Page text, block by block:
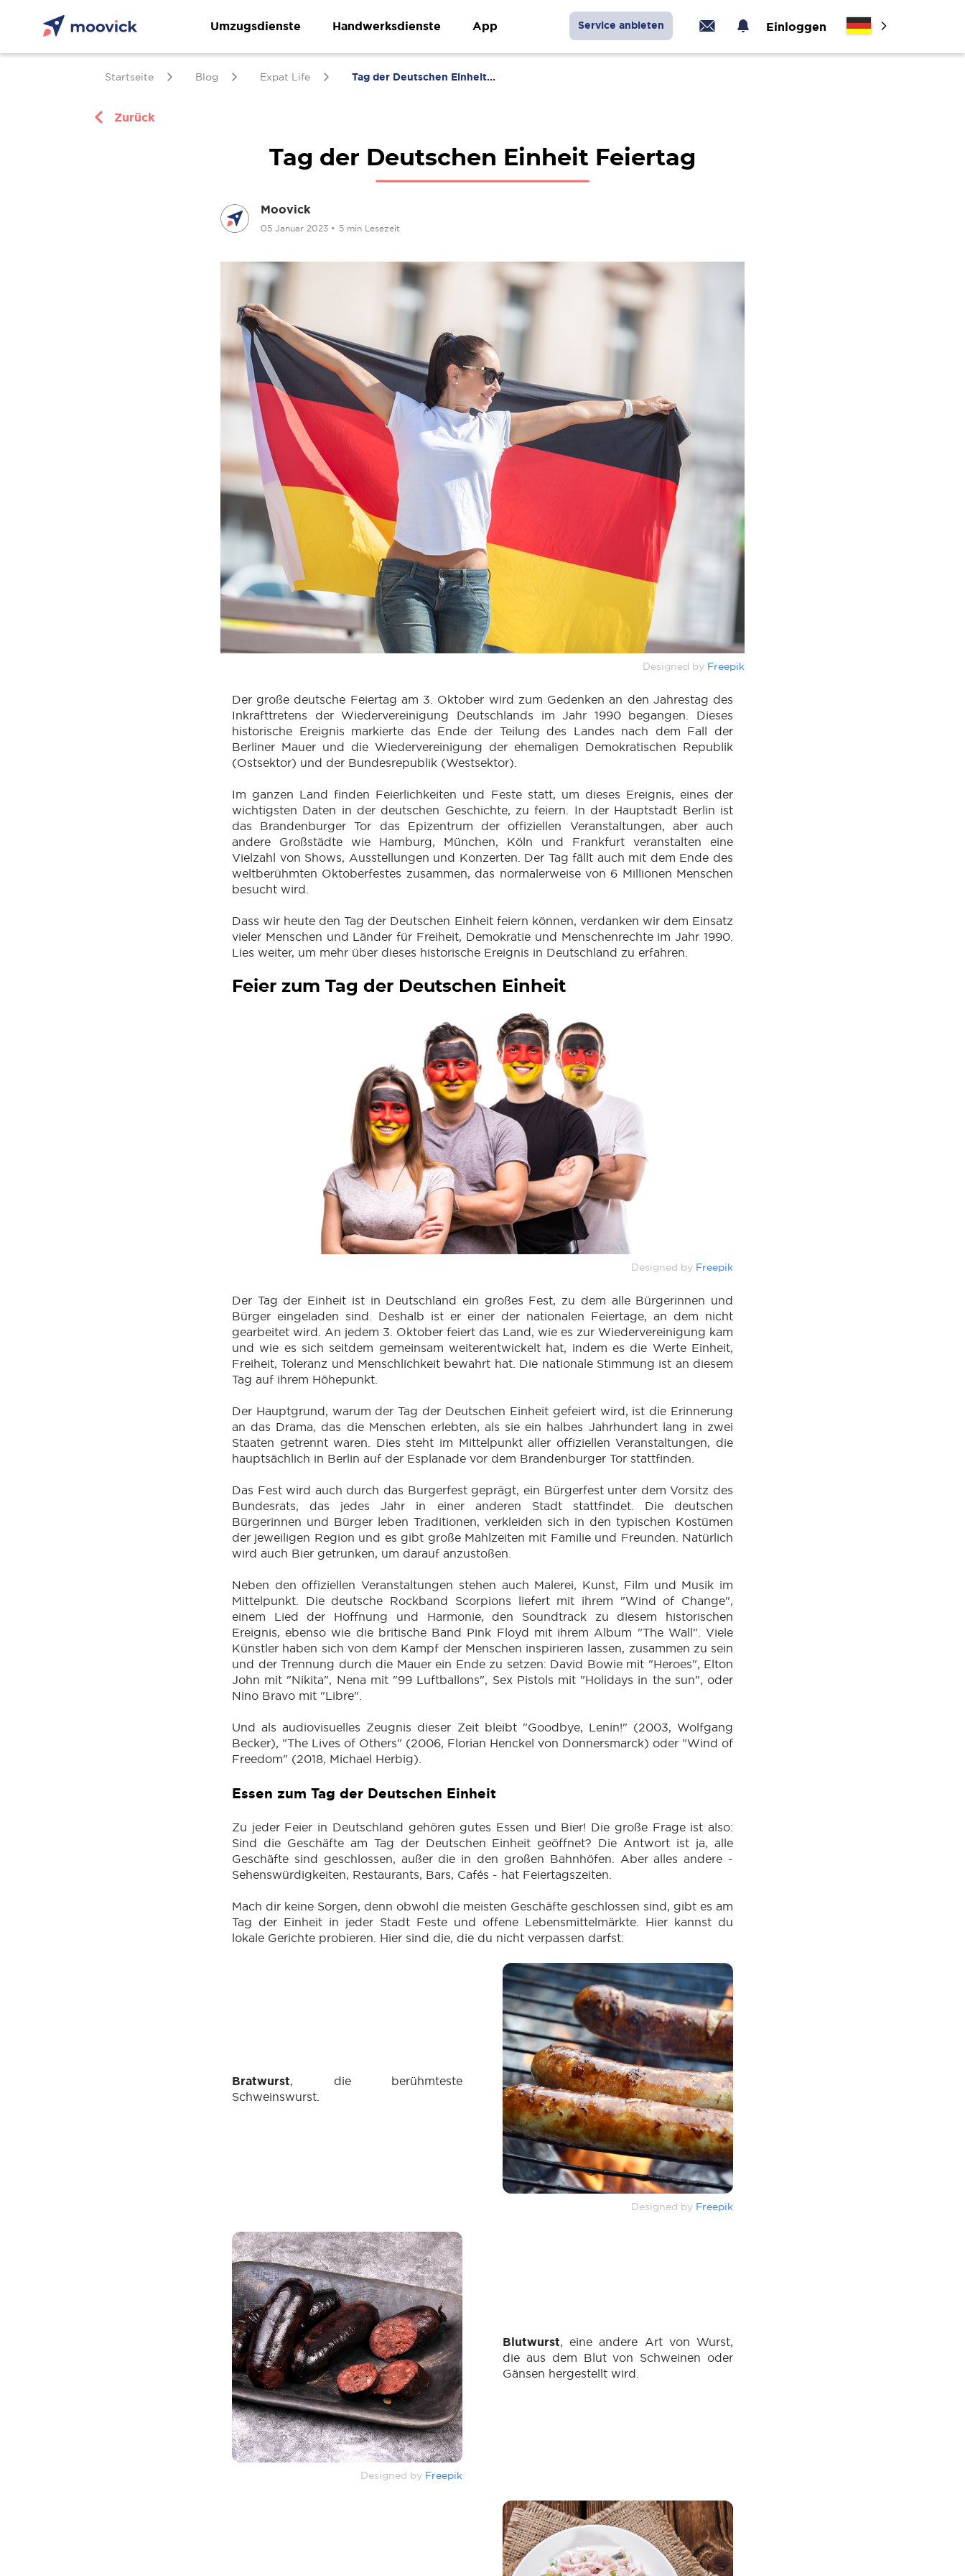
Umzugsdienste Handwerksdienste App Service anbieten Einloggen
Startseite Blog Expat Life Tag der Deutschen Einheit...
Zurück
Tag der Deutschen Einheit Feiertag
Moovick
05 Januar 2023 • 5 min Lesezeit
Designed by Freepik
Der große deutsche Feiertag am 3. Oktober wird zum Gedenken an den Jahrestag des
Inkrafttretens der Wiedervereinigung Deutschlands im Jahr 1990 begangen. Dieses
historische Ereignis markierte das Ende der Teilung des Landes nach dem Fall der
Berliner Mauer und die Wiedervereinigung der ehemaligen Demokratischen Republik
(Ostsektor) und der Bundesrepublik (Westsektor).
Im ganzen Land finden Feierlichkeiten und Feste statt, um dieses Ereignis, eines der
wichtigsten Daten in der deutschen Geschichte, zu feiern. In der Hauptstadt Berlin ist
das Brandenburger Tor das Epizentrum der offiziellen Veranstaltungen, aber auch
andere Großstädte wie Hamburg, München, Köln und Frankfurt veranstalten eine
Vielzahl von Shows, Ausstellungen und Konzerten. Der Tag fällt auch mit dem Ende des
weltberühmten Oktoberfestes zusammen, das normalerweise von 6 Millionen Menschen
besucht wird.
Dass wir heute den Tag der Deutschen Einheit feiern können, verdanken wir dem Einsatz
vieler Menschen und Länder für Freiheit, Demokratie und Menschenrechte im Jahr 1990.
Lies weiter, um mehr über dieses historische Ereignis in Deutschland zu erfahren.
Feier zum Tag der Deutschen Einheit
Designed by Freepik
Der Tag der Einheit ist in Deutschland ein großes Fest, zu dem alle Bürgerinnen und
Bürger eingeladen sind. Deshalb ist er einer der nationalen Feiertage, an dem nicht
gearbeitet wird. An jedem 3. Oktober feiert das Land, wie es zur Wiedervereinigung kam
und wie es sich seitdem gemeinsam weiterentwickelt hat, indem es die Werte Einheit,
Freiheit, Toleranz und Menschlichkeit bewahrt hat. Die nationale Stimmung ist an diesem
Tag auf ihrem Höhepunkt.
Der Hauptgrund, warum der Tag der Deutschen Einheit gefeiert wird, ist die Erinnerung
an das Drama, das die Menschen erlebten, als sie ein halbes Jahrhundert lang in zwei
Staaten getrennt waren. Dies steht im Mittelpunkt aller offiziellen Veranstaltungen, die
hauptsächlich in Berlin auf der Esplanade vor dem Brandenburger Tor stattfinden.
Das Fest wird auch durch das Burgerfest geprägt, ein Bürgerfest unter dem Vorsitz des
Bundesrats, das jedes Jahr in einer anderen Stadt stattfindet. Die deutschen
Bürgerinnen und Bürger leben Traditionen, verkleiden sich in den typischen Kostümen
der jeweiligen Region und es gibt große Mahlzeiten mit Familie und Freunden. Natürlich
wird auch Bier getrunken, um darauf anzustoßen.
Neben den offiziellen Veranstaltungen stehen auch Malerei, Kunst, Film und Musik im
Mittelpunkt. Die deutsche Rockband Scorpions liefert mit ihrem "Wind of Change",
einem Lied der Hoffnung und Harmonie, den Soundtrack zu diesem historischen
Ereignis, ebenso wie die britische Band Pink Floyd mit ihrem Album "The Wall". Viele
Künstler haben sich von dem Kampf der Menschen inspirieren lassen, zusammen zu sein
und der Trennung durch die Mauer ein Ende zu setzen: David Bowie mit "Heroes", Elton
John mit "Nikita", Nena mit "99 Luftballons", Sex Pistols mit "Holidays in the sun", oder
Nino Bravo mit "Libre".
Und als audiovisuelles Zeugnis dieser Zeit bleibt "Goodbye, Lenin!" (2003, Wolfgang
Becker), "The Lives of Others" (2006, Florian Henckel von Donnersmarck) oder "Wind of
Freedom" (2018, Michael Herbig).
Essen zum Tag der Deutschen Einheit
Zu jeder Feier in Deutschland gehören gutes Essen und Bier! Die große Frage ist also:
Sind die Geschäfte am Tag der Deutschen Einheit geöffnet? Die Antwort ist ja, alle
Geschäfte sind geschlossen, außer die in den großen Bahnhöfen. Aber alles andere -
Sehenswürdigkeiten, Restaurants, Bars, Cafés - hat Feiertagszeiten.
Mach dir keine Sorgen, denn obwohl die meisten Geschäfte geschlossen sind, gibt es am
Tag der Einheit in jeder Stadt Feste und offene Lebensmittelmärkte. Hier kannst du
lokale Gerichte probieren. Hier sind die, die du nicht verpassen darfst:
Bratwurst, die berühmteste
Schweinswurst.
Designed by Freepik
Blutwurst, eine andere Art von Wurst,
die aus dem Blut von Schweinen oder
Gänsen hergestellt wird.
Designed by Freepik